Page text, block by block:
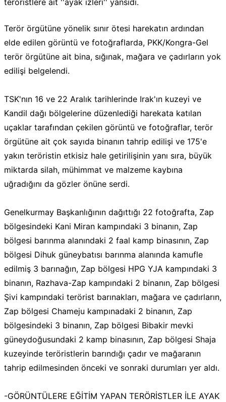
teröristlere ait ''ayak izleri'' yansıdı.
Terör örgütüne yönelik sınır ötesi harekatın ardından
elde edilen görüntü ve fotoğraflarda, PKK/Kongra-Gel
terör örgütüne ait bina, sığınak, mağara ve çadırların yok
edilişi belgelendi.
TSK'nın 16 ve 22 Aralık tarihlerinde Irak'ın kuzeyi ve
Kandil dağı bölgelerine düzenlediği harekata katılan
uçaklar tarafından çekilen görüntü ve fotoğraflar, terör
örgütüne ait çok sayıda binanın tahrip edilişi ve 175'e
yakın teröristin etkisiz hale getirilişinin yanı sıra, büyük
miktarda silah, mühimmat ve malzeme kaybına
uğradığını da gözler önüne serdi.
Genelkurmay Başkanlığının dağıttığı 22 fotoğrafta, Zap
bölgesindeki Kani Miran kampındaki 3 binanın, Zap
bölgesi barınma alanındaki 2 faal kamp binasının, Zap
bölgesi Dihuk güneybatısı barınma alanında kamufle
edilmiş 3 barınağın, Zap bölgesi HPG YJA kampındaki 3
binanın, Razhava-Zap kampındaki 2 binanın, Zap bölgesi
Şivi kampındaki terörist barınakları, mağara ve çadırların,
Zap bölgesi Chameju kampınadaki 2 binanın, Zap
bölgesindeki 3 binanın, Zap bölgesi Bibakir mevki
güneydoğusundaki 2 kamp binasının, Zap bölgesi Shaja
kuzeyinde teröristlerin barındığı çadır ve mağaranın
tahrip edilmesinden önceki ve sonraki durumları yer aldı.
-GÖRÜNTÜLERE EĞİTİM YAPAN TERÖRİSTLER İLE AYAK